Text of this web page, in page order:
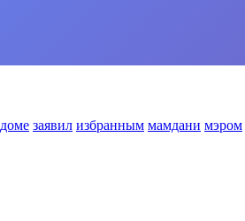
доме заявил избранным мамдани мэром